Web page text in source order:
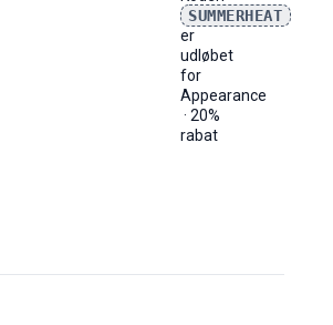
SUMMERHEAT
er
udløbet
for
Appearance
· 20%
rabat